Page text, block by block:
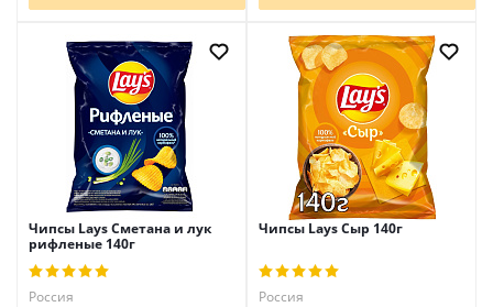
Чипсы Lays Сметана и лук
рифленые 140г
Россия
Чипсы Lays Сыр 140г
Россия